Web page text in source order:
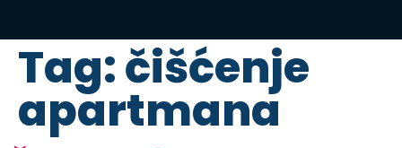
Tag:čišćenje
apartmana